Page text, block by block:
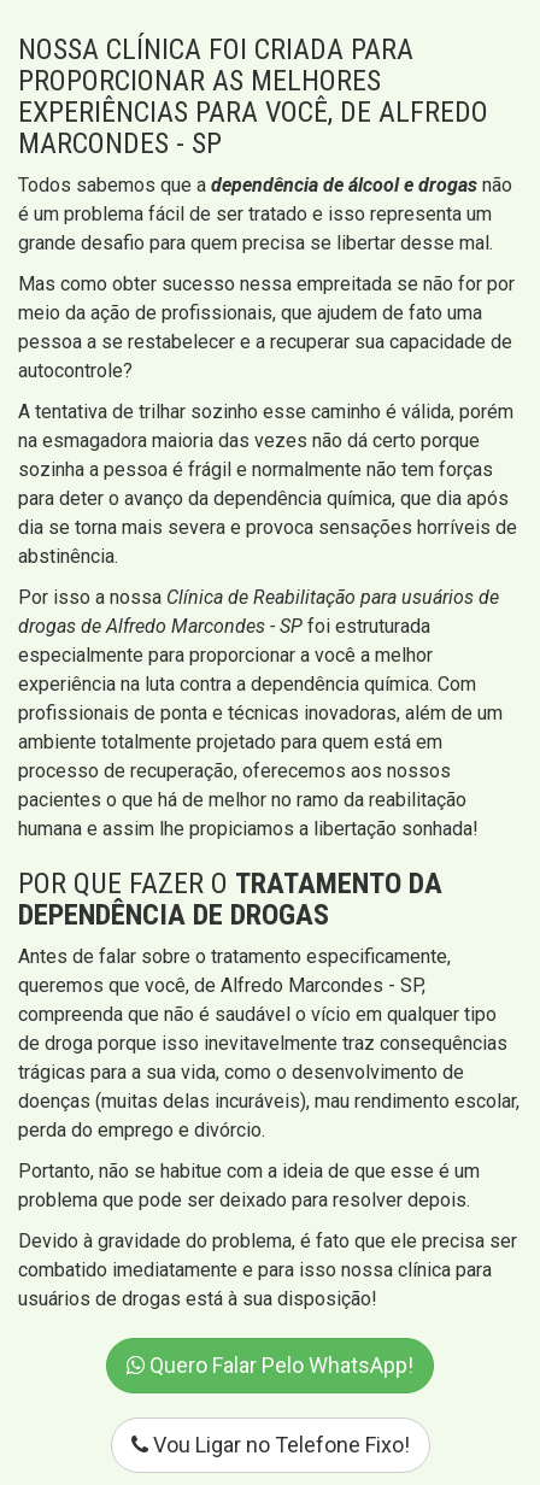
NOSSA CLÍNICA FOI CRIADA PARA
PROPORCIONAR AS MELHORES
EXPERIÊNCIAS PARA VOCÊ, DE ALFREDO
MARCONDES - SP
Todos sabemos que a dependência de álcool e drogas não
é um problema fácil de ser tratado e isso representa um
grande desafio para quem precisa se libertar desse mal.
Mas como obter sucesso nessa empreitada se não for por
meio da ação de profissionais, que ajudem de fato uma
pessoa a se restabelecer e a recuperar sua capacidade de
autocontrole?
A tentativa de trilhar sozinho esse caminho é válida, porém
na esmagadora maioria das vezes não dá certo porque
sozinha a pessoa é frágil e normalmente não tem forças
para deter o avanço da dependência química, que dia após
dia se torna mais severa e provoca sensações horríveis de
abstinência.
Por isso a nossa Clínica de Reabilitação para usuários de
drogas de Alfredo Marcondes - SP foi estruturada
especialmente para proporcionar a você a melhor
experiência na luta contra a dependência química. Com
profissionais de ponta e técnicas inovadoras, além de um
ambiente totalmente projetado para quem está em
processo de recuperação, oferecemos aos nossos
pacientes o que há de melhor no ramo da reabilitação
humana e assim lhe propiciamos a libertação sonhada!
POR QUE FAZER O TRATAMENTO DA
DEPENDÊNCIA DE DROGAS
Antes de falar sobre o tratamento especificamente,
queremos que você, de Alfredo Marcondes - SP,
compreenda que não é saudável o vício em qualquer tipo
de droga porque isso inevitavelmente traz consequências
trágicas para a sua vida, como o desenvolvimento de
doenças (muitas delas incuráveis), mau rendimento escolar,
perda do emprego e divórcio.
Portanto, não se habitue com a ideia de que esse é um
problema que pode ser deixado para resolver depois.
Devido à gravidade do problema, é fato que ele precisa ser
combatido imediatamente e para isso nossa clínica para
usuários de drogas está à sua disposição!
Quero Falar Pelo WhatsApp!
Vou Ligar no Telefone Fixo!